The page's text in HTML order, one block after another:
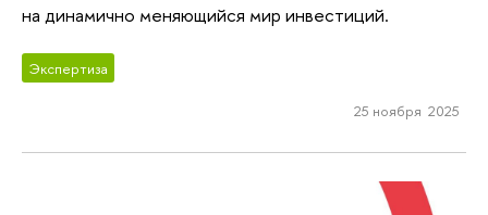
на динамично меняющийся мир инвестиций.
Экспертиза
25 ноября 2025